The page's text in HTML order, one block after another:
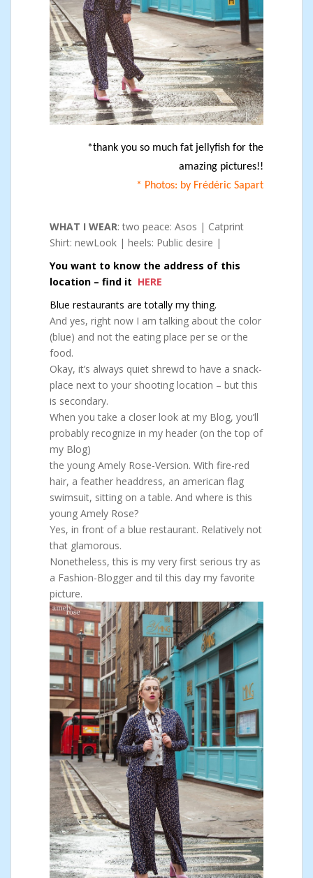
*thank you so much fat jellyfish for the
amazing pictures!!
* Photos: by Frédéric Sapart
WHAT I WEAR: two peace: Asos | Catprint
Shirt: newLook | heels: Public desire |
You want to know the address of this
location – find it HERE
Blue restaurants are totally my thing.
And yes, right now I am talking about the color
(blue) and not the eating place per se or the
food.
Okay, it’s always quiet shrewd to have a snack-
place next to your shooting location – but this
is secondary.
When you take a closer look at my Blog, you’ll
probably recognize in my header (on the top of
my Blog)
the young Amely Rose-Version. With fire-red
hair, a feather headdress, an american flag
swimsuit, sitting on a table. And where is this
young Amely Rose?
Yes, in front of a blue restaurant. Relatively not
that glamorous.
Nonetheless, this is my very first serious try as
a Fashion-Blogger and til this day my favorite
picture.